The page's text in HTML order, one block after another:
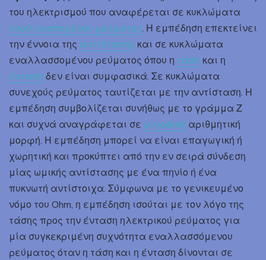
του ηλεκτρισμού που αναφέρεται σε κυκλώματα
εναλλασσομένου ρεύματος. Η εμπέδηση επεκτείνει
την έννοια της αντίστασης και σε κυκλώματα
εναλλασσομένου ρεύματος όπου η τάση και η
ένταση δεν είναι συμφασικά. Σε κυκλώματα
συνεχούς ρεύματος ταυτίζεται με την αντίσταση. Η
εμπέδηση συμβολίζεται συνήθως με το γράμμα Ζ
και συχνά αναγράφεται σε μιγαδική αριθμητική
μορφή. Η εμπέδηση μπορεί να είναι επαγωγική ή
χωρητική και προκύπτει από την εν σειρά σύνδεση
μίας ωμικής αντίστασης με ένα πηνίο ή ένα
πυκνωτή αντίστοιχα. Σύμφωνα με το γενικευμένο
νόμο του Ohm, η εμπέδηση ισούται με τον λόγο της
τάσης προς την ένταση ηλεκτρικού ρεύματος για
μία συγκεκριμένη συχνότητα εναλλασσόμενου
ρεύματος όταν η τάση και η ένταση δίνονται σε